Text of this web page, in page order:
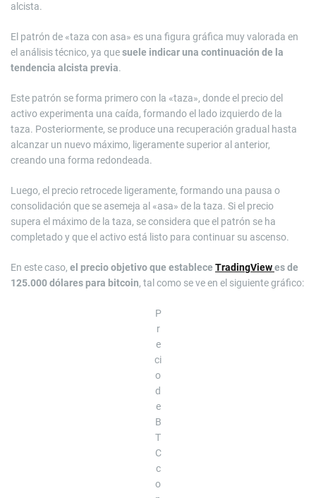
alcista.
El patrón de «taza con asa» es una figura gráfica muy valorada en
el análisis técnico, ya quesuele indicar una continuación de la
tendencia alcista previa.
Este patrón se forma primero con la «taza», donde el precio del
activo experimenta una caída, formando el lado izquierdo de la
taza. Posteriormente, se produce una recuperación gradual hasta
alcanzar un nuevo máximo, ligeramente superior al anterior,
creando una forma redondeada.
Luego, el precio retrocede ligeramente, formando una pausa o
consolidación que se asemeja al «asa» de la taza. Si el precio
supera el máximo de la taza, se considera que el patrón se ha
completado y que el activo está listo para continuar su ascenso.
En este caso, el precio objetivo que establece TradingViewes de
125.000 dólares para bitcoin, tal como se ve en el siguiente gráfico:
P
r
e
ci
o
d
e
B
T
C
c
o